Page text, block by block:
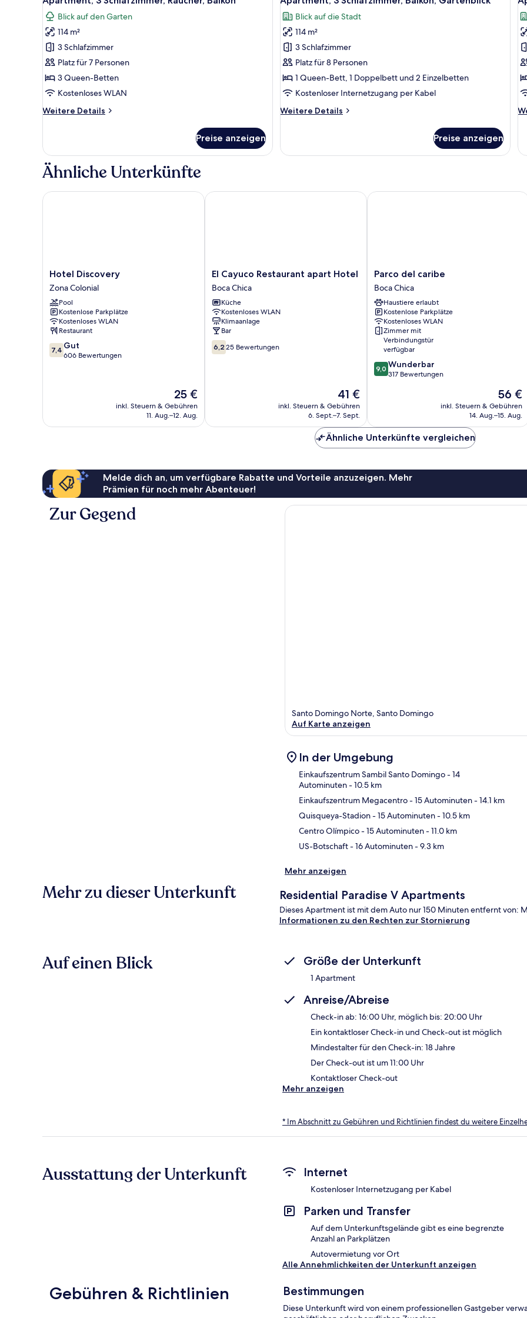
Fotos
für
Apartment,
3 Schlafzimmer,
Raucher,
Balkon
anzeigen
Blick auf den Garten
114 m²
3 Schlafzimmer
Platz für 7 Personen
3 Queen-Betten
Kostenloses WLAN
Weitere Details
Weitere
3 Schlafzimmer,
Raucher,
Balkon
Preise anzeigen
Fotos
für
Apartment,
3 Schlafzimmer,
Balkon,
Gartenblick
anzeigen
Blick auf die Stadt
114 m²
3 Schlafzimmer
Platz für 8 Personen
1 Queen-Bett, 1 Doppelbett und 2 Einzelbetten
Kostenloser Internetzugang per Kabel
Weitere Details
Weitere
3 Schlafzimmer,
Preise anzeigen
3
Ähnliche Unterkünfte
Hotel
Discovery
Zona
Colonial
Hotel Discovery
Zona Colonial
Pool
Kostenlose Parkplätze
Kostenloses WLAN
Restaurant
7.4
von
7,4 Gut
606 Bewertungen
Der
Preis
beträgt
25 €
inkl. Steuern & Gebühren
11. Aug.–12. Aug.
Hotel Discovery
El
Cayuco
Restaurant
apart
Hotel
Boca
Chica
El Cayuco Restaurant apart Hotel
Boca Chica
Küche
Kostenloses WLAN
Klimaanlage
Bar
6.2
von
6,2 25 Bewertungen
Der
Preis
beträgt
41 €
inkl. Steuern & Gebühren
6. Sept.–7. Sept.
El Cayuco Restaurant apart Hotel
Parco
del
caribe
Boca
Chica
Parco del caribe
Boca Chica
Haustiere erlaubt
Kostenlose Parkplätze
Kostenloses WLAN
Zimmer mit
Verbindungstür
verfügbar
9.0
von
9,0 Wunderbar
317 Bewertungen
Der
Preis
beträgt
56 €
inkl. Steuern & Gebühren
14. Aug.–15. Aug.
Parco del caribe
Ähnliche Unterkünfte vergleichen
Melde dich an, um verfügbare Rabatte und Vorteile anzuzeigen. Mehr
Prämien für noch mehr Abenteuer!
Zur Gegend
Santo Domingo Norte, Santo Domingo
Auf Karte anzeigen
In der Umgebung
Einkaufszentrum Sambil Santo Domingo- 14
Autominuten- 10.5 km
Einkaufszentrum Megacentro- 15 Autominuten- 14.1 km
Quisqueya-Stadion- 15 Autominuten- 10.5 km
Centro Olímpico- 15 Autominuten- 11.0 km
US-Botschaft- 16 Autominuten- 9.3 km
Mehr anzeigen
Mehr zu dieser Unterkunft Residential Paradise V Apartments
Dieses Apartment ist mit dem Auto nur 150 Minuten entfernt von:
Informationen zu den Rechten zur Stornierung
Auf einen Blick Größe der Unterkunft
1 Apartment
Anreise/Abreise
Check-in ab: 16:00 Uhr, möglich bis: 20:00 Uhr
Ein kontaktloser Check-in und Check-out ist möglich
Mindestalter für den Check-in: 18 Jahre
Der Check-out ist um 11:00 Uhr
Kontaktloser Check-out
Mehr anzeigen
* Im Abschnitt zu Gebühren und Richtlinien findest du weitere
Ausstattung der Unterkunft Internet
Kostenloser Internetzugang per Kabel
Parken und Transfer
Auf dem Unterkunftsgelände gibt es eine begrenzte
Anzahl an Parkplätzen
Autovermietung vor Ort
Alle Annehmlichkeiten der Unterkunft anzeigen
Gebühren & Richtlinien Bestimmungen
Diese Unterkunft wird von einem professionellen Gastgeber